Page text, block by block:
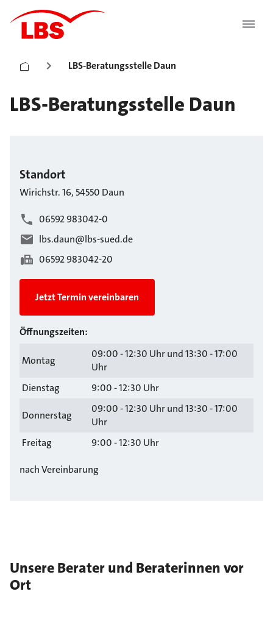
LBS-Beratungsstelle Daun
LBS-Beratungsstelle Daun
Standort
Wirichstr.16, 54550 Daun
06592 983042-0
lbs.daun@lbs-sued.de
06592 983042-20
Jetzt Termin vereinbaren
Öffnungszeiten:
Montag
09:00 - 12:30 Uhr und 13:30 - 17:00
Uhr
Dienstag
9:00 - 12:30 Uhr
Donnerstag
09:00 - 12:30 Uhr und 13:30 - 17:00
Uhr
Freitag
9:00 - 12:30 Uhr
nach Vereinbarung
Unsere Berater und Beraterinnen vor
Ort